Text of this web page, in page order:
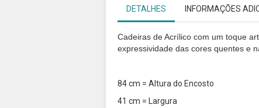
DETALHES INFORMAÇÕES
Cadeiras de Acrílico com um toque
expressividade das cores quentes e
84 cm = Altura do Encosto
41 cm = Largura